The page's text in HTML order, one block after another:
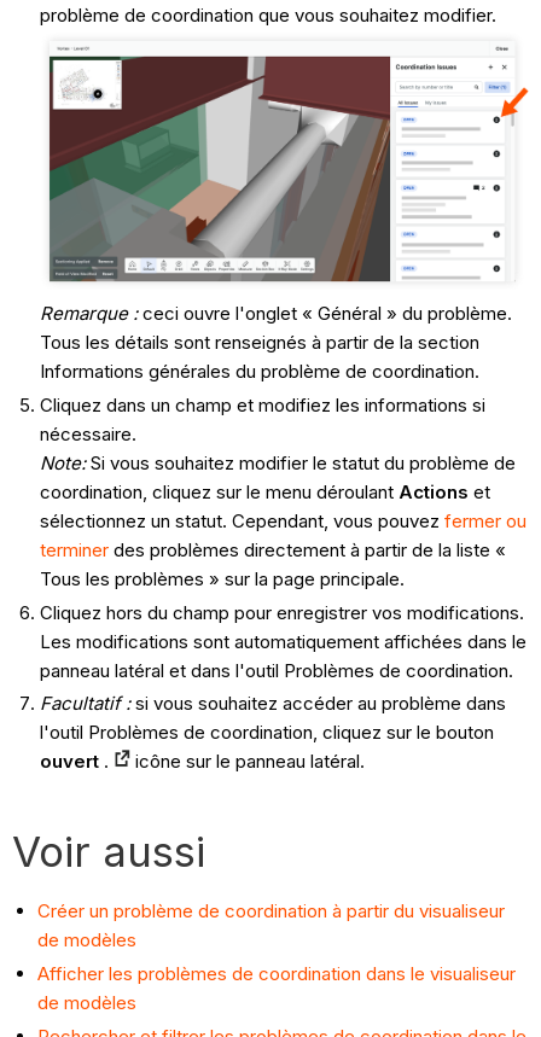
problème de coordination que vous souhaitez modifier.
Remarque :ceci ouvre l'onglet « Général » du problème.
Tous les détails sont renseignés à partir de la section
Informations générales du problème de coordination.
Cliquez dans un champ et modifiez les informations si
nécessaire.
Note:Si vous souhaitez modifier le statut du problème de
coordination, cliquez sur le menu déroulant Actions et
sélectionnez un statut. Cependant, vous pouvez fermer ou
terminer des problèmes directement à partir de la liste «
Tous les problèmes » sur la page principale.
Cliquez hors du champ pour enregistrer vos modifications.
Les modifications sont automatiquement affichées dans le
panneau latéral et dans l'outil Problèmes de coordination.
Facultatif :si vous souhaitez accéder au problème dans
l'outil Problèmes de coordination, cliquez sur le bouton
ouvert. icône sur le panneau latéral.
Voir aussi
Créer un problème de coordination à partir du visualiseur
de modèles
Afficher les problèmes de coordination dans le visualiseur
de modèles